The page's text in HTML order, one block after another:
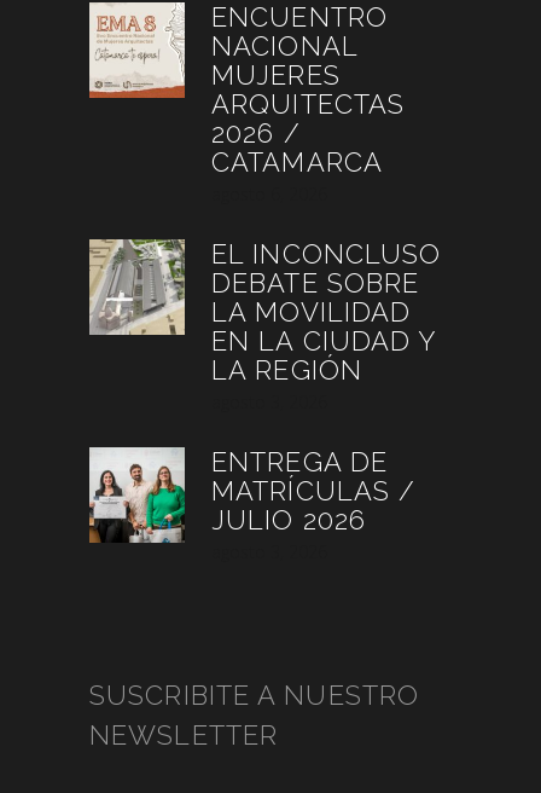
ENCUENTRO
NACIONAL
MUJERES
ARQUITECTAS
2026 /
CATAMARCA
EL INCONCLUSO
DEBATE SOBRE
LA MOVILIDAD
EN LA CIUDAD Y
LA REGIÓN
ENTREGA DE
MATRÍCULAS /
JULIO 2026
SUSCRIBITE A NUESTRO
NEWSLETTER